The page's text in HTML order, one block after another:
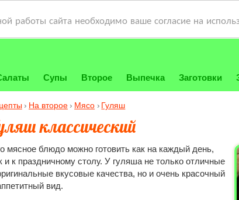
работы сайта необходимо ваше согласие на
Супы Второе Выпечка Заготовки
На второе Мясо Гуляш
классический
мясное блюдо можно готовить как на каждый день,
и к праздничному столу. У гуляша не только отличные
вкусовые качества, но и очень красочный
вид.